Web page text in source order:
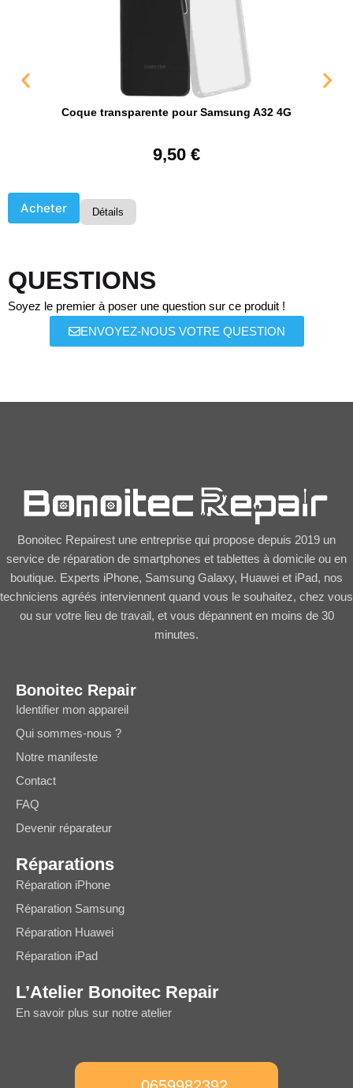
Coque transparente pour Samsung A32 4G
9,50 €
Acheter Détails
QUESTIONS
Soyez le premier à poser une question sur ce produit !
ENVOYEZ-NOUS VOTRE QUESTION
Bonoitec Repairest une entreprise qui propose depuis 2019 un
service de réparation de smartphones et tablettes à domicile ou en
boutique. Experts iPhone, Samsung Galaxy, Huawei et iPad, nos
techniciens agréés interviennent quand vous le souhaitez, chez vous
ou sur votre lieu de travail, et vous dépannent en moins de 30
minutes.
Bonoitec Repair
Identifier mon appareil
Qui sommes-nous ?
Notre manifeste
Contact
FAQ
Devenir réparateur
Réparations
Réparation iPhone
Réparation Samsung
Réparation Huawei
Réparation iPad
L’Atelier Bonoitec Repair
En savoir plus sur notre atelier